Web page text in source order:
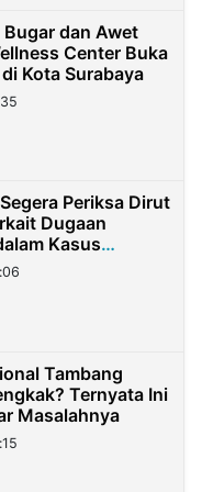
dan Awet
Center Buka
Kota Surabaya
Periksa Dirut
Dugaan
Kasus
Nasabah Rp2,58
Tambang
Ternyata Ini
Masalahnya